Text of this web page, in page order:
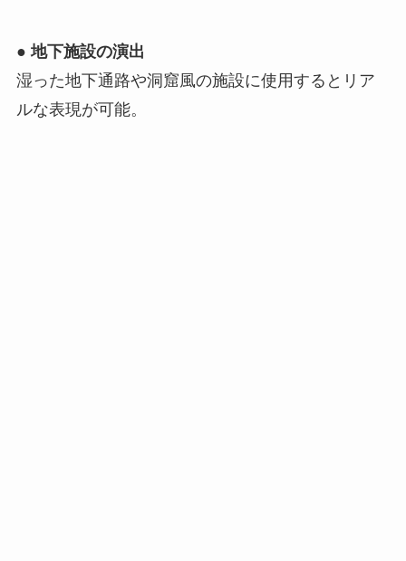
●地下施設の演出
湿った地下通路や洞窟風の施設に使用するとリア
ルな表現が可能。